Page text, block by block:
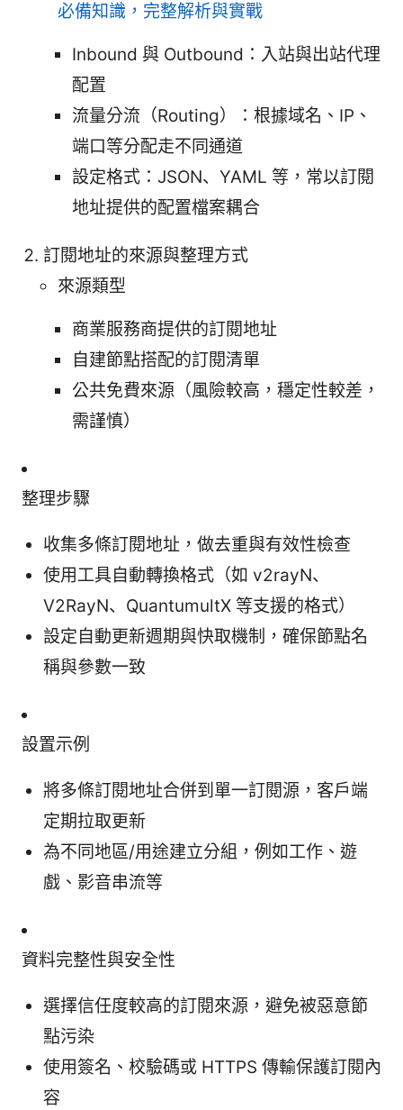
必備知識，完整解析與實戰
Inbound 與 Outbound：入站與出站代理
配置
流量分流（Routing）：根據域名、IP、
端口等分配走不同通道
設定格式：JSON、YAML 等，常以訂閱
地址提供的配置檔案耦合
訂閱地址的來源與整理方式
來源類型
商業服務商提供的訂閱地址
自建節點搭配的訂閱清單
公共免費來源（風險較高，穩定性較差，
需謹慎）
整理步驟
收集多條訂閱地址，做去重與有效性檢查
使用工具自動轉換格式（如 v2rayN、
V2RayN、QuantumultX 等支援的格式）
設定自動更新週期與快取機制，確保節點名
稱與參數一致
設置示例
將多條訂閱地址合併到單一訂閱源，客戶端
定期拉取更新
為不同地區/用途建立分組，例如工作、遊
戲、影音串流等
資料完整性與安全性
選擇信任度較高的訂閱來源，避免被惡意節
點污染
使用簽名、校驗碼或 HTTPS 傳輸保護訂閱內
容